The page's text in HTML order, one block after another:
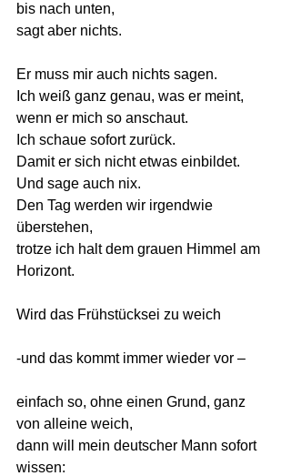
bis nach unten,
sagt aber nichts.
Er muss mir auch nichts sagen.
Ich weiß ganz genau, was er meint,
wenn er mich so anschaut.
Ich schaue sofort zurück.
Damit er sich nicht etwas einbildet.
Und sage auch nix.
Den Tag werden wir irgendwie
überstehen,
trotze ich halt dem grauen Himmel am
Horizont.
Wird das Frühstücksei zu weich
-und das kommt immer wieder vor –
einfach so, ohne einen Grund, ganz
von alleine weich,
dann will mein deutscher Mann sofort
wissen: